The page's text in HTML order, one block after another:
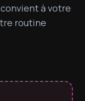
à votre
routine